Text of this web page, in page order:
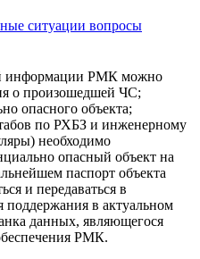
информации РМК можно
о произошедшей ЧС;
опасного объекта;
по РХБЗ и инженерному
необходимо
опасный объект на
паспорт объекта
и передаваться в
в актуальном
данных, являющегося
РМК.